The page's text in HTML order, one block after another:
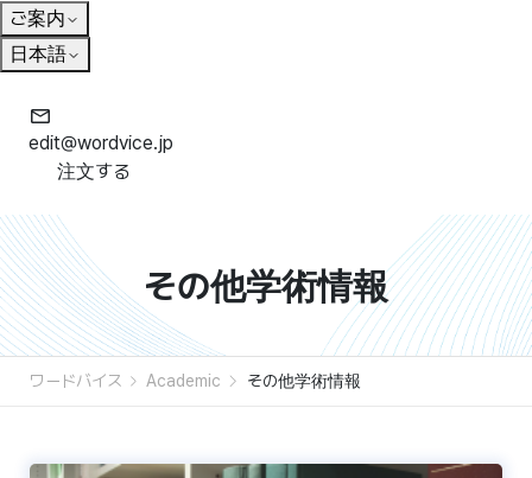
ご案内
日本語
edit@wordvice.jp
注文する
その他学術情報
ワードバイス Academic その他学術情報